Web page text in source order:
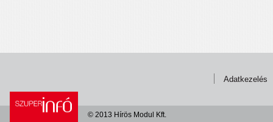
Adatkezelés
© 2013 Hírös Modul Kft.